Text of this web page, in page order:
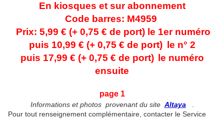
En kiosques et sur abonnement
Code barres: M4959
Prix: 5,99 € (+ 0,75 € de port) le 1er numéro
puis 10,99 € (+ 0,75 € de port)
le n° 2
puis 17,99 € (+ 0,75 € de port)
le numéro
ensuite
page 1
Informations et photos provenant du site Altaya
Pour tout renseignement complémentaire, contacter le Service